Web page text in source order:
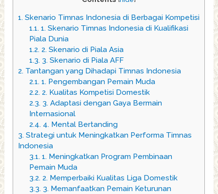
1. Skenario Timnas Indonesia di Berbagai Kompetisi
1.1.1. Skenario Timnas Indonesia di Kualifikasi
Piala Dunia
1.2.2. Skenario di Piala Asia
1.3.3. Skenario di Piala AFF
2. Tantangan yang Dihadapi Timnas Indonesia
2.1.1. Pengembangan Pemain Muda
2.2.2. Kualitas Kompetisi Domestik
2.3.3. Adaptasi dengan Gaya Bermain
Internasional
2.4.4. Mental Bertanding
3. Strategi untuk Meningkatkan Performa Timnas
Indonesia
3.1.1. Meningkatkan Program Pembinaan
Pemain Muda
3.2.2. Memperbaiki Kualitas Liga Domestik
3.3.3. Memanfaatkan Pemain Keturunan